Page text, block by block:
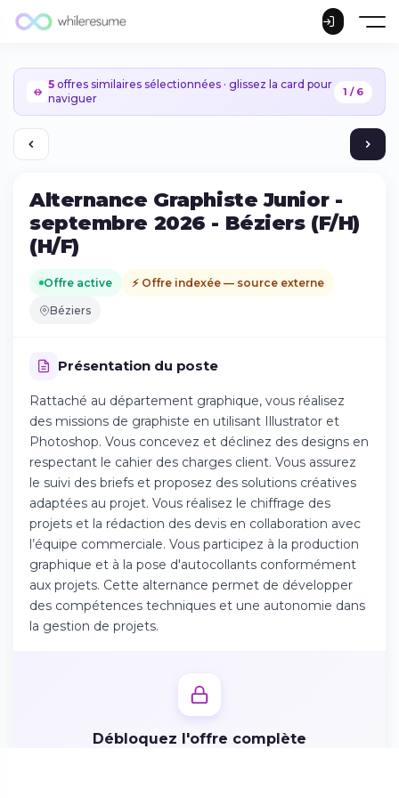
5 offres similaires sélectionnées · glissez la card pour
naviguer
1 / 6
Alternance Graphiste Junior -
septembre 2026 - Béziers (F/H)
(H/F)
Offre active ⚡ Offre indexée — source externe
Béziers
Présentation du poste
Rattaché au département graphique, vous réalisez
des missions de graphiste en utilisant Illustrator et
Photoshop. Vous concevez et déclinez des designs en
respectant le cahier des charges client. Vous assurez
le suivi des briefs et proposez des solutions créatives
adaptées au projet. Vous réalisez le chiffrage des
projets et la rédaction des devis en collaboration avec
l’équipe commerciale. Vous participez à la production
graphique et à la pose d'autocollants conformément
aux projets. Cette alternance permet de développer
des compétences techniques et une autonomie dans
la gestion de projets.
Débloquez l'offre complète
Téléchargez l'app sur l'App Store
Continuer sur Android
Téléchargez l'app sur Google Play
Se connecter sur le web
Accédez à votre compte depuis votre
navigateur